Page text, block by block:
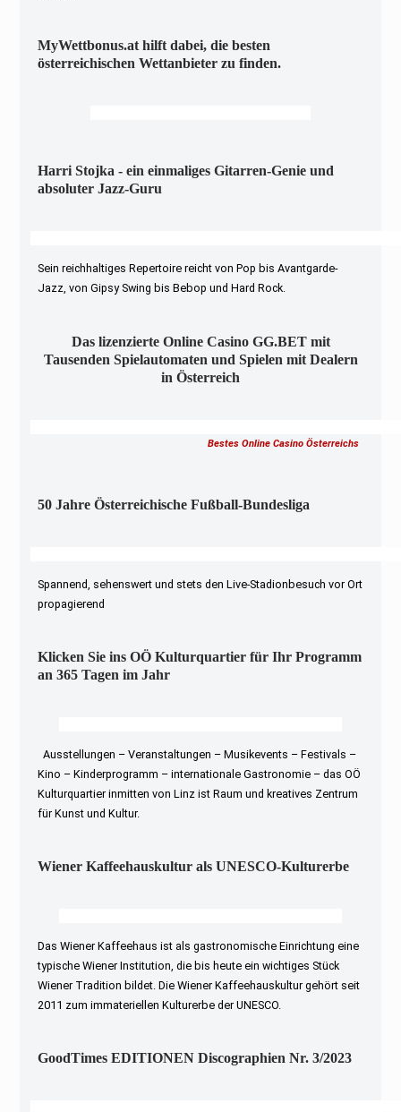
MyWettbonus.at hilft dabei, die besten
österreichischen Wettanbieter zu finden.
Harri Stojka - ein einmaliges Gitarren-Genie und
absoluter Jazz-Guru
Sein reichhaltiges Repertoire reicht von Pop bis Avantgarde-
Jazz, von Gipsy Swing bis Bebop und Hard Rock.
Das lizenzierte Online Casino GG.BET mit
Tausenden Spielautomaten und Spielen mit Dealern
in Österreich
Bestes Online Casino Österreichs
50 Jahre Österreichische Fußball-Bundesliga
Spannend, sehenswert und stets den Live-Stadionbesuch vor Ort
propagierend
Klicken Sie ins OÖ Kulturquartier für Ihr Programm
an 365 Tagen im Jahr
Ausstellungen – Veranstaltungen – Musikevents – Festivals –
Kino – Kinderprogramm – internationale Gastronomie – das OÖ
Kulturquartier inmitten von Linz ist Raum und kreatives Zentrum
für Kunst und Kultur.
Wiener Kaffeehauskultur als UNESCO-Kulturerbe
Das Wiener Kaffeehaus ist als gastronomische Einrichtung eine
typische Wiener Institution, die bis heute ein wichtiges Stück
Wiener Tradition bildet. Die Wiener Kaffeehauskultur gehört seit
2011 zum immateriellen Kulturerbe der UNESCO.
GoodTimes EDITIONEN Discographien Nr. 3/2023